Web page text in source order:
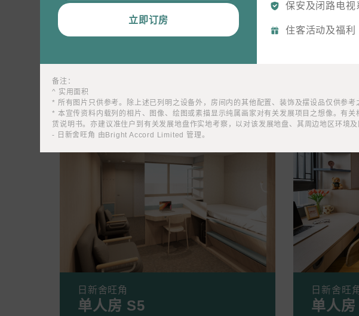
感興趣範疇(可多選)*
注意: 您在此電子表格所提供的個人資料將會用作市場推廣(包括直接銷售)
*我已閱讀並同意日新舍私隱政策
您可隨時向我們申明是否願意繼續接收推廣電郵：
1. 如欲取消收取推廣，請從我們的電郵推廣按下「取消訂閱」連結，或
2. 以想取消的電郵地址電郵至 marketing@sunnyhouse.hk​
立即订房
保安及闭路电视
住客活动及福利
​ ​备注：
^ 实用面积
* 所有图​​片只供参考。除上述已列明之设备外，房间内的其他配置、装饰及摆设品仅供参考
* 本宣传资料内载列的相片、图像、绘图或素描显示纯属画家对有关发展项目之想像。有
赁说明书。亦建议准住户到有关发展地盘作实地考察，以对该发展地盘、其周边地区环境及
- 日新舍旺角 由Bright Accord Limited 管理。​
230 平方呎^
双层床 x1
详情
198
双层床
日新舍旺角
单人房 S5
日新舍旺
单人